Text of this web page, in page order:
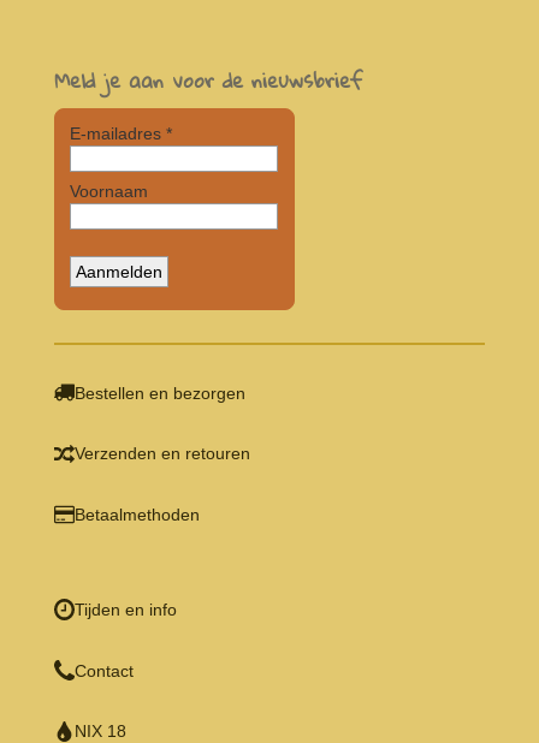
Meld je aan voor de nieuwsbrief
Bestellen en bezorgen
Verzenden en retouren
Betaalmethoden
Tijden en info
Contact
NIX 18